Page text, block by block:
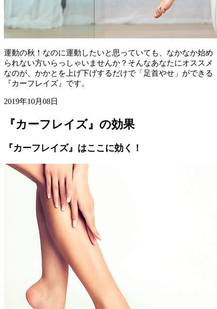
運動の秋！なのに運動したいと思っていても、なかなか始め
られない方いらっしゃいませんか？そんなあなたにオススメ
なのが、かかとを上げ下げするだけで「足首やせ」ができる
『カーフレイズ』です。
2019年10月08日
『カーフレイズ』の効果
『カーフレイズ』はここに効く！